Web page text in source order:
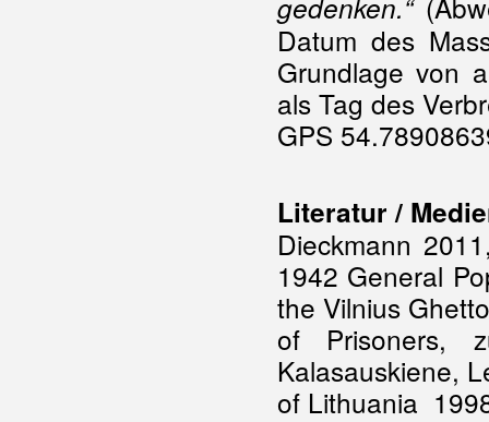
gedenken.“
Datum des
Grundlage von
als Tag des
GPS
Literatur /
Dieckmann
1942 General
the Vilnius
of Prisoners,
Kalasauskiene,
of Lithuania